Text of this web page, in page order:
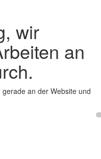
wir
an
an der Website und